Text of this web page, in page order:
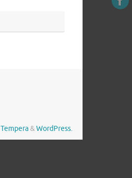
Tempera&WordPress.